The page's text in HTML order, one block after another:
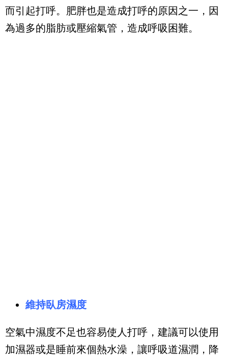
而引起打呼。肥胖也是造成打呼的原因之一，因
為過多的脂肪或壓縮氣管，造成呼吸困難。
維持臥房濕度
空氣中濕度不足也容易使人打呼，建議可以使用
加濕器或是睡前來個熱水澡，讓呼吸道濕潤，降